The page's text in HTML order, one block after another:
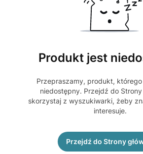
Produkt jest
Przepraszamy, produkt,
niedostępny. Przejdź do Strony
skorzystaj z wyszukiwarki, żeby
interesuje.
Przejdź do Strony